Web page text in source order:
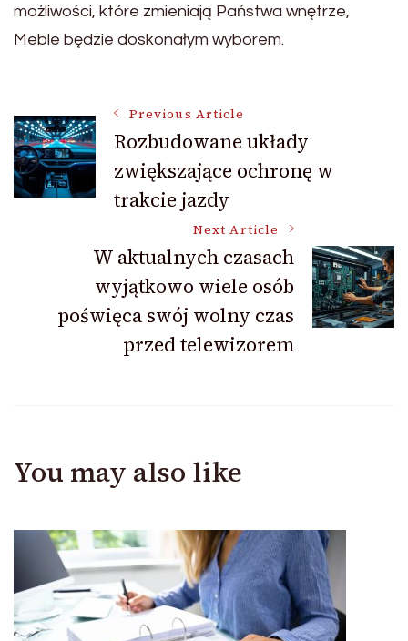
możliwości, które zmieniają Państwa wnętrze,
Meble będzie doskonałym wyborem.
Post
Navigation
Previous Article
Rozbudowane układy
zwiększające ochronę w
trakcie jazdy
Next Article
W aktualnych czasach
wyjątkowo wiele osób
poświęca swój wolny czas
przed telewizorem
You may also like